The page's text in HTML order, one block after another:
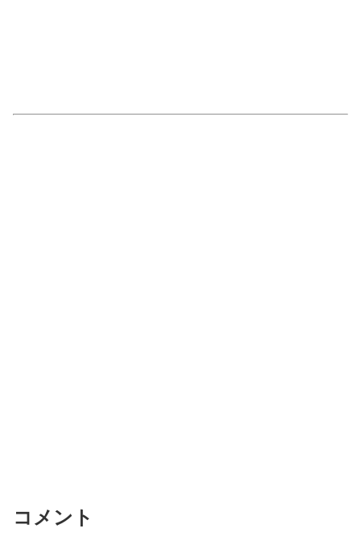
コメント